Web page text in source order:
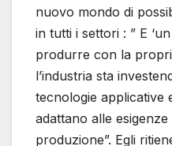
nuovo mondo di
in tutti i settori : ” E
produrre con la
l’industria sta
tecnologie applicative
adattano alle esigenze
produzione”. Egli